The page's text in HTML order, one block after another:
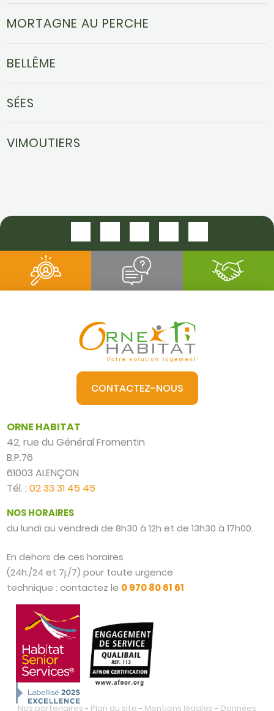
MORTAGNE AU PERCHE
BELLÊME
SÉES
VIMOUTIERS
CONTACTEZ-NOUS
ORNE HABITAT
42, rue du Général Fromentin
B.P.76
61003 ALENÇON
Tél. :02 33 31 45 45
NOS HORAIRES
du lundi au vendredi de 8h30 à 12h et de 13h30 à 17h00.
En dehors de ces horaires
(24h./24 et 7j./7) pour toute urgence
technique : contactez le 0 970 80 61 61
Nos partenaires - Plan du site - Mentions légales - Données